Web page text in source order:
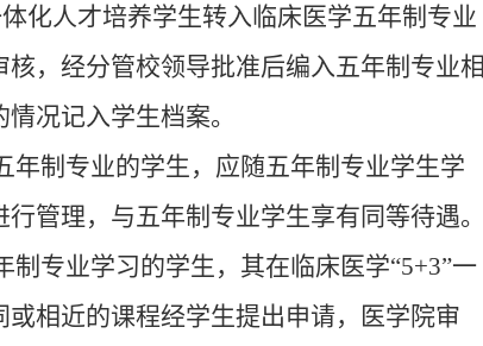
化人才培养学生转入临床医学五年制专业
，经分管校领导批准后编入五年制专业相
况记入学生档案。
年制专业的学生，应随五年制专业学生学
管理，与五年制专业学生享有同等待遇。
制专业学习的学生，其在临床医学“5+3”一
相近的课程经学生提出申请，医学院审